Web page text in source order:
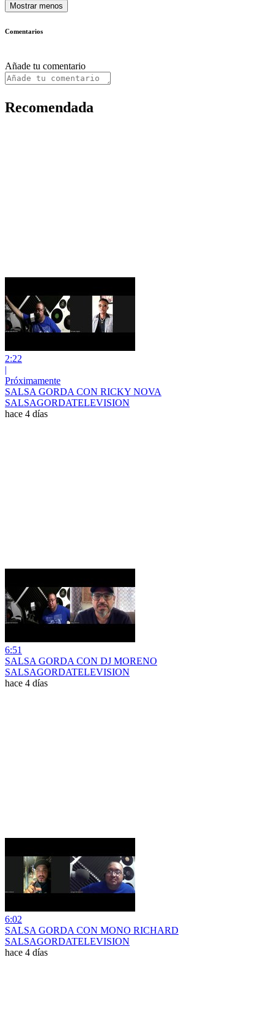
Mostrar menos
Comentarios
Añade tu comentario
Recomendada
2:22
|
Próximamente
SALSA GORDA CON RICKY NOVA
SALSAGORDATELEVISION
hace 4 días
6:51
SALSA GORDA CON DJ MORENO
SALSAGORDATELEVISION
hace 4 días
6:02
SALSA GORDA CON MONO RICHARD
SALSAGORDATELEVISION
hace 4 días